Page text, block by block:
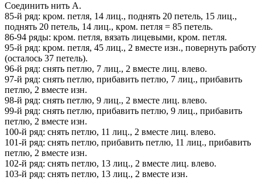
Соединить нить А.
85-й ряд: кром. петля, 14 лиц., поднять 20 петель, 15 лиц.,
поднять 20 петель, 14 лиц., кром. петля = 85 петель.
86-94 ряды: кром. петля, вязать лицевыми, кром. петля.
95-й ряд: кром. петля, 45 лиц., 2 вместе изн., повернуть работу
(осталось 37 петель).
96-й ряд: снять петлю, 7 лиц., 2 вместе лиц. влево.
97-й ряд: снять петлю, прибавить петлю, 7 лиц., прибавить
петлю, 2 вместе изн.
98-й ряд: снять петлю, 9 лиц., 2 вместе лиц. влево.
99-й ряд: снять петлю, прибавить петлю, 9 лиц., прибавить
петлю, 2 вместе изн.
100-й ряд: снять петлю, 11 лиц., 2 вместе лиц. влево.
101-й ряд: снять петлю, прибавить петлю, 11 лиц., прибавить
петлю, 2 вместе изн.
102-й ряд: снять петлю, 13 лиц., 2 вместе лиц. влево.
103-й ряд: снять петлю, 13 лиц., 2 вместе изн.